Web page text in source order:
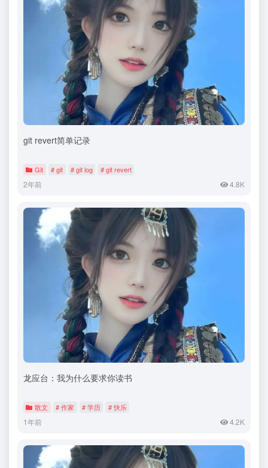
git revert简单记录
Git # git # git log # git revert
2年前 4.8K
龙应台：我为什么要求你读书
散文 # 作家 # 学历 # 快乐
1年前 4.2K